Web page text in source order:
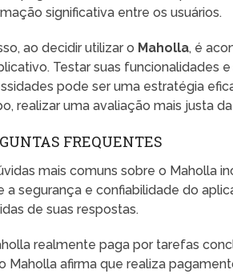
significativa entre os usuários.
ao decidir utilizar o Maholla, é
Testar suas funcionalidades
pode ser uma estratégia
realizar uma avaliação mais justa
FREQUENTES
mais comuns sobre o Maholla
a segurança e confiabilidade do
de suas respostas.
realmente paga por tarefas
Maholla afirma que realiza